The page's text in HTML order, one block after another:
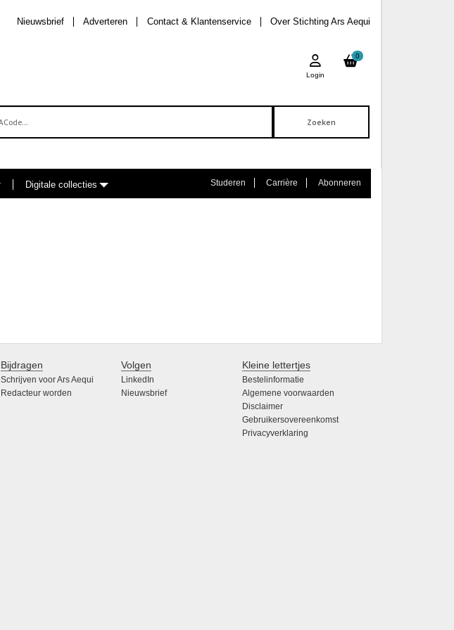
Over Stichting Ars Aequi
Contact & Klantenservice
Adverteren
Nieuwsbrief
0
Login
Digitale collecties Studeren Carrière Abonneren
Bijdragen
Schrijven voor Ars Aequi
Redacteur worden
Volgen
LinkedIn
Nieuwsbrief
Kleine lettertjes
Bestelinformatie
Algemene voorwaarden
Disclaimer
Gebruikersovereenkomst
Privacyverklaring